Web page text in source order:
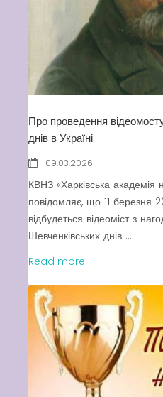
Про проведення
днів в Україні
09.03.2026
КВНЗ «Харківська академія
повідомляє, що 11 березня
відбудеться відеоміст з
Шевченківських днів ...
Read more.